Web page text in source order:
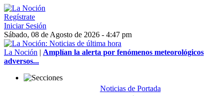
Regístrate
Iniciar Sesión
Sábado, 08 de Agosto de 2026 - 4:47 pm
La Noción | Amplían la alerta por fenómenos meteorológicos
adversos...
Noticias de Portada